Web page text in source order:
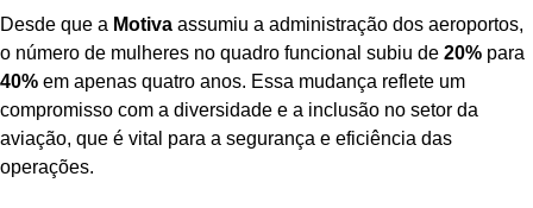
Desde que a Motiva assumiu a administração dos aeroportos,
o número de mulheres no quadro funcional subiu de 20% para
40% em apenas quatro anos. Essa mudança reflete um
compromisso com a diversidade e a inclusão no setor da
aviação, que é vital para a segurança e eficiência das
operações.